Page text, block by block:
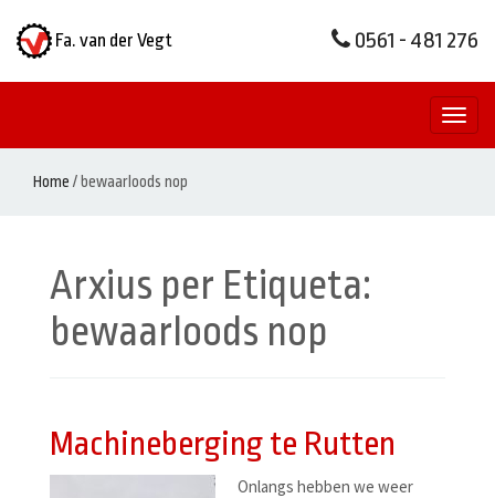
Fa. van der Vegt 0561 - 481 276
Home /bewaarloods nop
Arxius per Etiqueta:
bewaarloods nop
Machineberging te Rutten
Onlangs hebben we weer